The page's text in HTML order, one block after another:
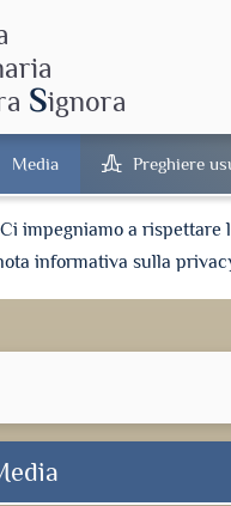
Signora
Media Preghiere
impegniamo a
informativa sulla